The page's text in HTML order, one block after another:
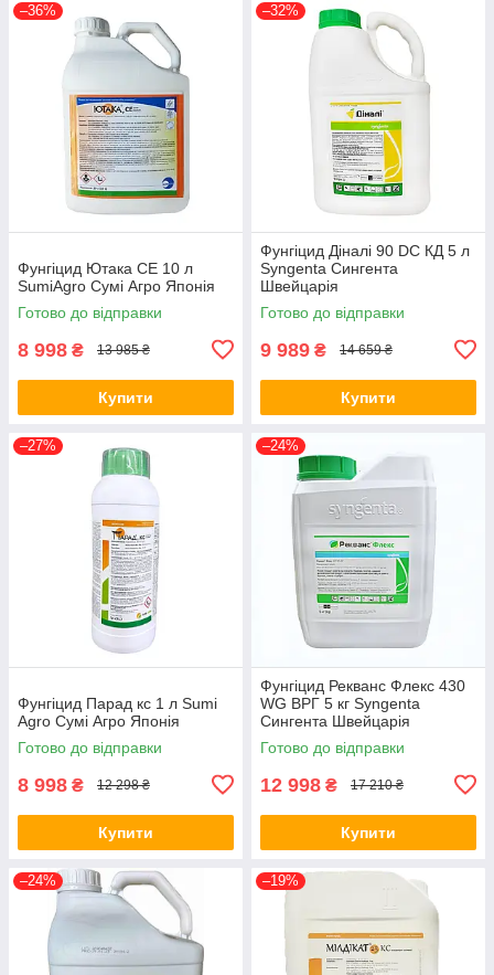
–36%
Фунгіцид Ютака СЕ 10 л
SumiAgro Сумі Агро Японія
Готово до відправки
8 998 ₴ 13 985 ₴
Купити
–32%
Фунгіцид Діналі 90 DC КД 5 л
Syngenta Сингента
Швейцарія
Готово до відправки
9 989 ₴ 14 659 ₴
Купити
–27%
Фунгіцид Парад кс 1 л Sumi
Agro Сумі Агро Японія
Готово до відправки
8 998 ₴ 12 298 ₴
Купити
–24%
Фунгіцид Рекванс Флекс 430
WG ВРГ 5 кг Syngenta
Сингента Швейцарія
Готово до відправки
12 998 ₴ 17 210 ₴
Купити
–24% –19%